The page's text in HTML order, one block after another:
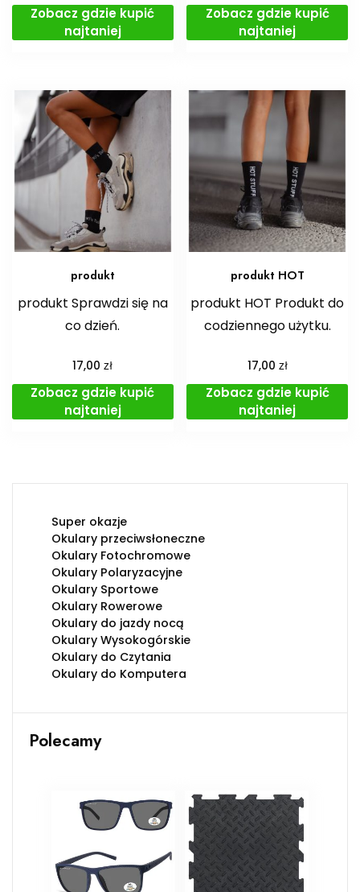
Zobacz gdzie kupić
najtaniej
Zobacz gdzie kupić
najtaniej
produkt
produkt Sprawdzi się na
co dzień.
17,00zł
Zobacz gdzie kupić
najtaniej
produkt HOT
produkt HOT Produkt do
codziennego użytku.
17,00 zł
Zobacz gdzie kupić
najtaniej
Super okazje
Okulary przeciwsłoneczne
Okulary Fotochromowe
Okulary Polaryzacyjne
Okulary Sportowe
Okulary Rowerowe
Okulary do jazdy nocą
Okulary Wysokogórskie
Okulary do Czytania
Okulary do Komputera
Polecamy